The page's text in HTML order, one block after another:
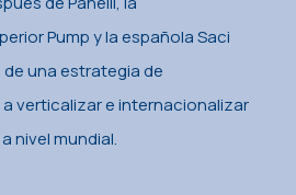
Pump y la española Saci
una estrategia de
verticalizar e internacionalizar
nivel mundial.